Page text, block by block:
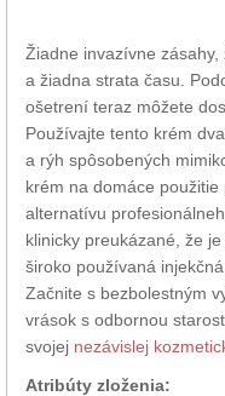
Žiadne invazívne
a žiadna strata času.
ošetrení teraz môžete
Používajte tento krém
a rýh spôsobených
krém na domáce
alternatívu
klinicky preukázané, že
široko používaná
Začnite s bezbolestným
vrások s odbornou
svojej nezávislej
Atribúty zloženia: